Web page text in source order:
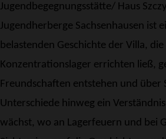
Jugendbegegnungsstätte/ Haus
Jugendherberge Sachsenhausen
belastenden Geschichte der Villa,
Konzentrationslager errichten ließ,
Freundschaften entstehen und
Unterschiede hinweg ein
wächst, wo an Lagerfeuern und bei